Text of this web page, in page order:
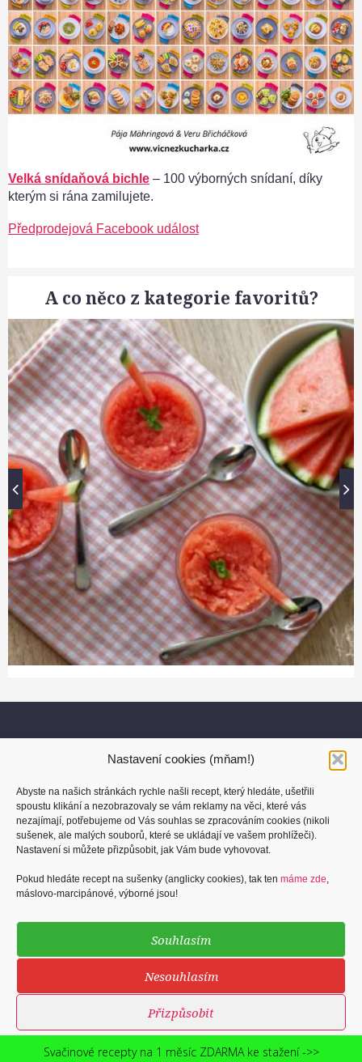
Nastavení cookies (mňam!)
Abyste na našich stránkách rychle našli recept, který hledáte, ušetřili
spoustu klikání a nezobrazovaly se vám reklamy na věci, které vás
nezajímají, potřebujeme od Vás souhlas se zpracováním cookies (nikoli
sušenek, ale malých souborů, které se ukládají ve vašem prohlížeči).
Nastavení si můžete přizpůsobit, jak Vám bude vyhovovat.
Pokud hledáte recept na sušenky (anglicky cookies), tak ten máme zde,
máslovo-marcipánové, výborné jsou!
Souhlasím
Nesouhlasím
Přizpůsobit
Zásady cookiesOchrana osobních údajů podle GDPR
Velká snídaňová bichle – 100 výborných snídaní, díky
kterým si rána zamilujete.
Předprodejová Facebook událost
A co něco z kategorie favoritů?
O nás
Kontakt
Cookies (sušenky)
2013 - 2026Blog Kuchti.me
web a SEO byH2Omedia.cz& foto byFoto-Tom.cz
Svačinové recepty na 1 měsíc ZDARMA ke stažení ->>